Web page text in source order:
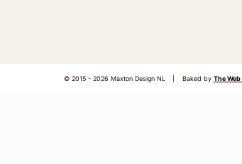
© 2015 - 2026 Maxton Design NL Baked by The Web